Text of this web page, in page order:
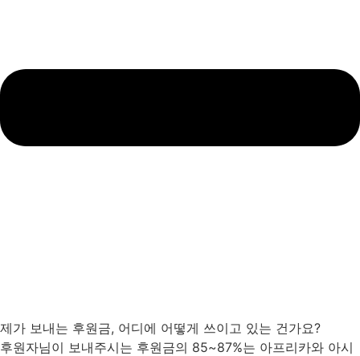
제가 보내는 후원금, 어디에 어떻게 쓰이고 있는 건가요?
후원자님이 보내주시는 후원금의 85~87%는 아프리카와 아시